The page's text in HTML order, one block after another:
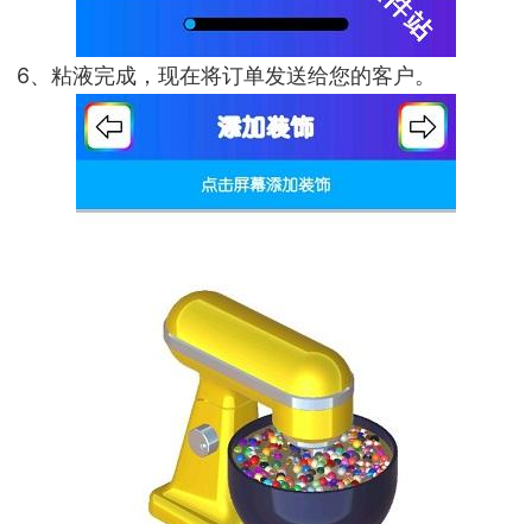
6、粘液完成，现在将订单发送给您的客户。